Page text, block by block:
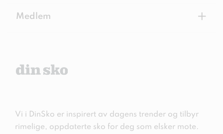
Medlem +
Vi i DinSko er inspirert av dagens trender og tilbyr
rimelige, oppdaterte sko for deg som elsker mote.